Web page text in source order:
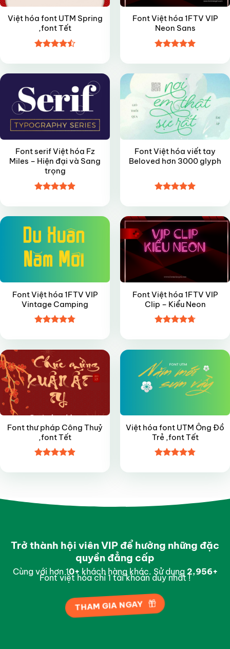
Việt hóa font UTM Spring
,font Tết
hạng4.45
5 sao
Font Việt hóa 1FTV VIP
Neon Sans
hạng55
Font serif Việt hóa Fz
Miles – Hiện đại và Sang
trọng
hạng4.95
sao
Font Việt hóa viết tay
Beloved hơn 3000 glyph
hạng55
sao
Font Việt hóa 1FTV VIP
Vintage Camping
hạng4.85
Font Việt hóa 1FTV VIP
Clip – Kiểu Neon
hạng4.75
Font thư pháp Công Thuỷ
,font Tết
hạng4.95
Việt hóa font UTM Ông Đồ
Trẻ ,font Tết
hạng4.85
Trở thành hội viên VIP để hưởng những đặc
quyền đẳng cấp
Cùng với hơn 10+ khách hàng khác. Sử dụng 2,998+
Font việt hóa chỉ 1 tài khoản duy nhất !
THAM GIA NGAY